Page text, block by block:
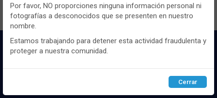
gustos y preferencias.
Puedesconfigurary aceptar el uso de cookies a tu gusto.
Para obtener más información visita nuestra
cookies.
Configurar Rechazar ACEPTAR
Por favor, NO proporciones ninguna información personal ni
fotografías a desconocidos que se presenten en nuestro
nombre.
Estamos trabajando para detener esta actividad fraudulenta y
proteger a nuestra comunidad.
Cerrar